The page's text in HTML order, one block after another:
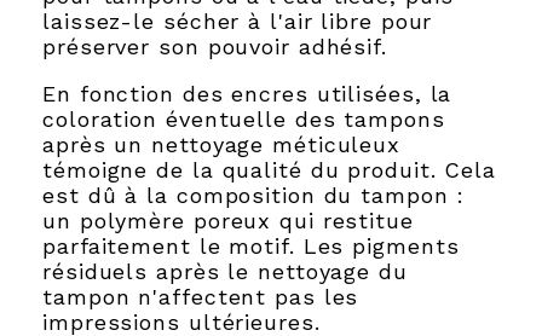
laissez-le sécher à l'air libre pour
préserver son pouvoir adhésif.
En fonction des encres utilisées, la
coloration éventuelle des tampons
après un nettoyage méticuleux
témoigne de la qualité du produit. Cela
est dû à la composition du tampon :
un polymère poreux qui restitue
parfaitement le motif. Les pigments
résiduels après le nettoyage du
tampon n'affectent pas les
impressions ultérieures.